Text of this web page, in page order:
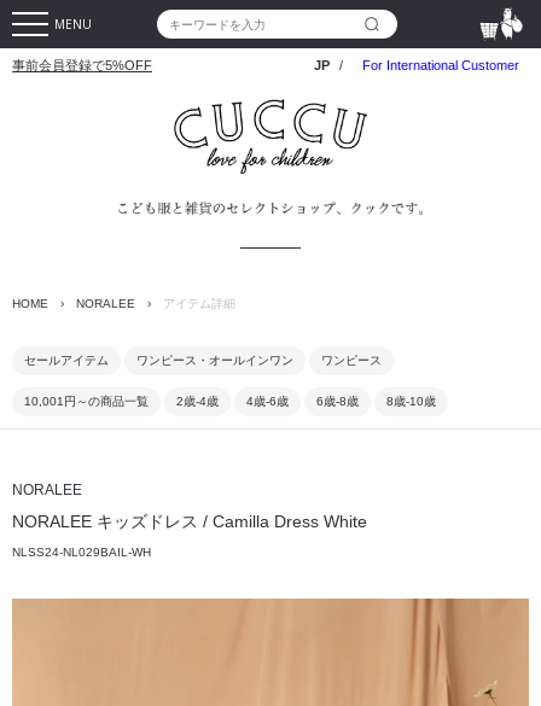
MENU
事前会員登録で5%OFF JP / For International Customer
HOME › NORALEE › アイテム詳細
セールアイテム ワンピース・オールインワン ワンピース
10,001円～の商品一覧 2歳-4歳 4歳-6歳 6歳-8歳 8歳-10歳
NORALEE
NORALEE キッズドレス / Camilla Dress White
NLSS24-NL029BAIL-WH